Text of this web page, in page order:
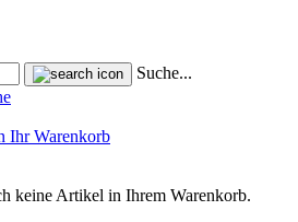
Suche...
Ihr Warenkorb
keine Artikel in Ihrem Warenkorb.